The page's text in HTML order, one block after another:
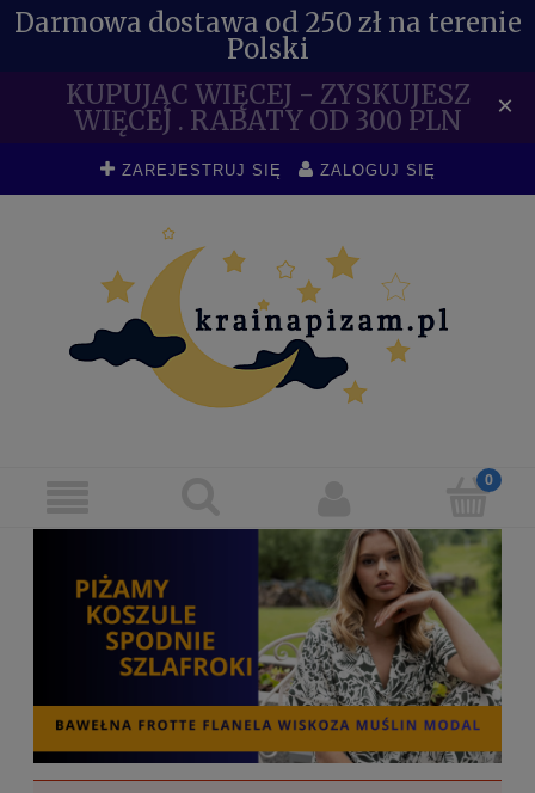
Darmowa dostawa od 250 zł na terenie
Polski
KUPUJĄC WIĘCEJ - ZYSKUJESZ
WIĘCEJ . RABATY OD 300 PLN ×
ZAREJESTRUJ SIĘ ZALOGUJ SIĘ